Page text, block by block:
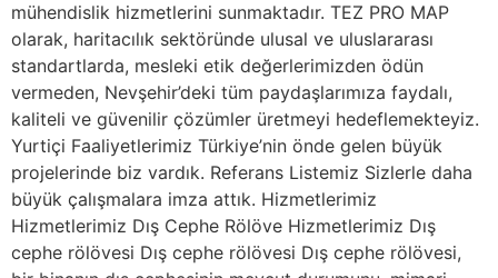
mühendislik hizmetlerini sunmaktadır. TEZ PRO MAP
olarak, haritacılık sektöründe ulusal ve uluslararası
standartlarda, mesleki etik değerlerimizden ödün
vermeden, Nevşehir’deki tüm paydaşlarımıza faydalı,
kaliteli ve güvenilir çözümler üretmeyi hedeflemekteyiz.
Yurtiçi Faaliyetlerimiz Türkiye’nin önde gelen büyük
projelerinde biz vardık. Referans Listemiz Sizlerle daha
büyük çalışmalara imza attık. Hizmetlerimiz
Hizmetlerimiz Dış Cephe Rölöve Hizmetlerimiz Dış
cephe rölövesi Dış cephe rölövesi Dış cephe rölövesi,